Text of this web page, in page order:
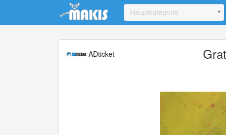
Update cookies preferences
Hauptkategorie
ADticket